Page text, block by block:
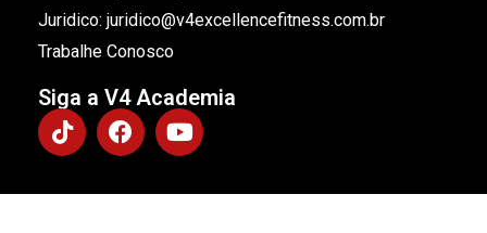
Juridico: juridico@v4excellencefitness.com.br
Trabalhe Conosco
Siga a V4 Academia